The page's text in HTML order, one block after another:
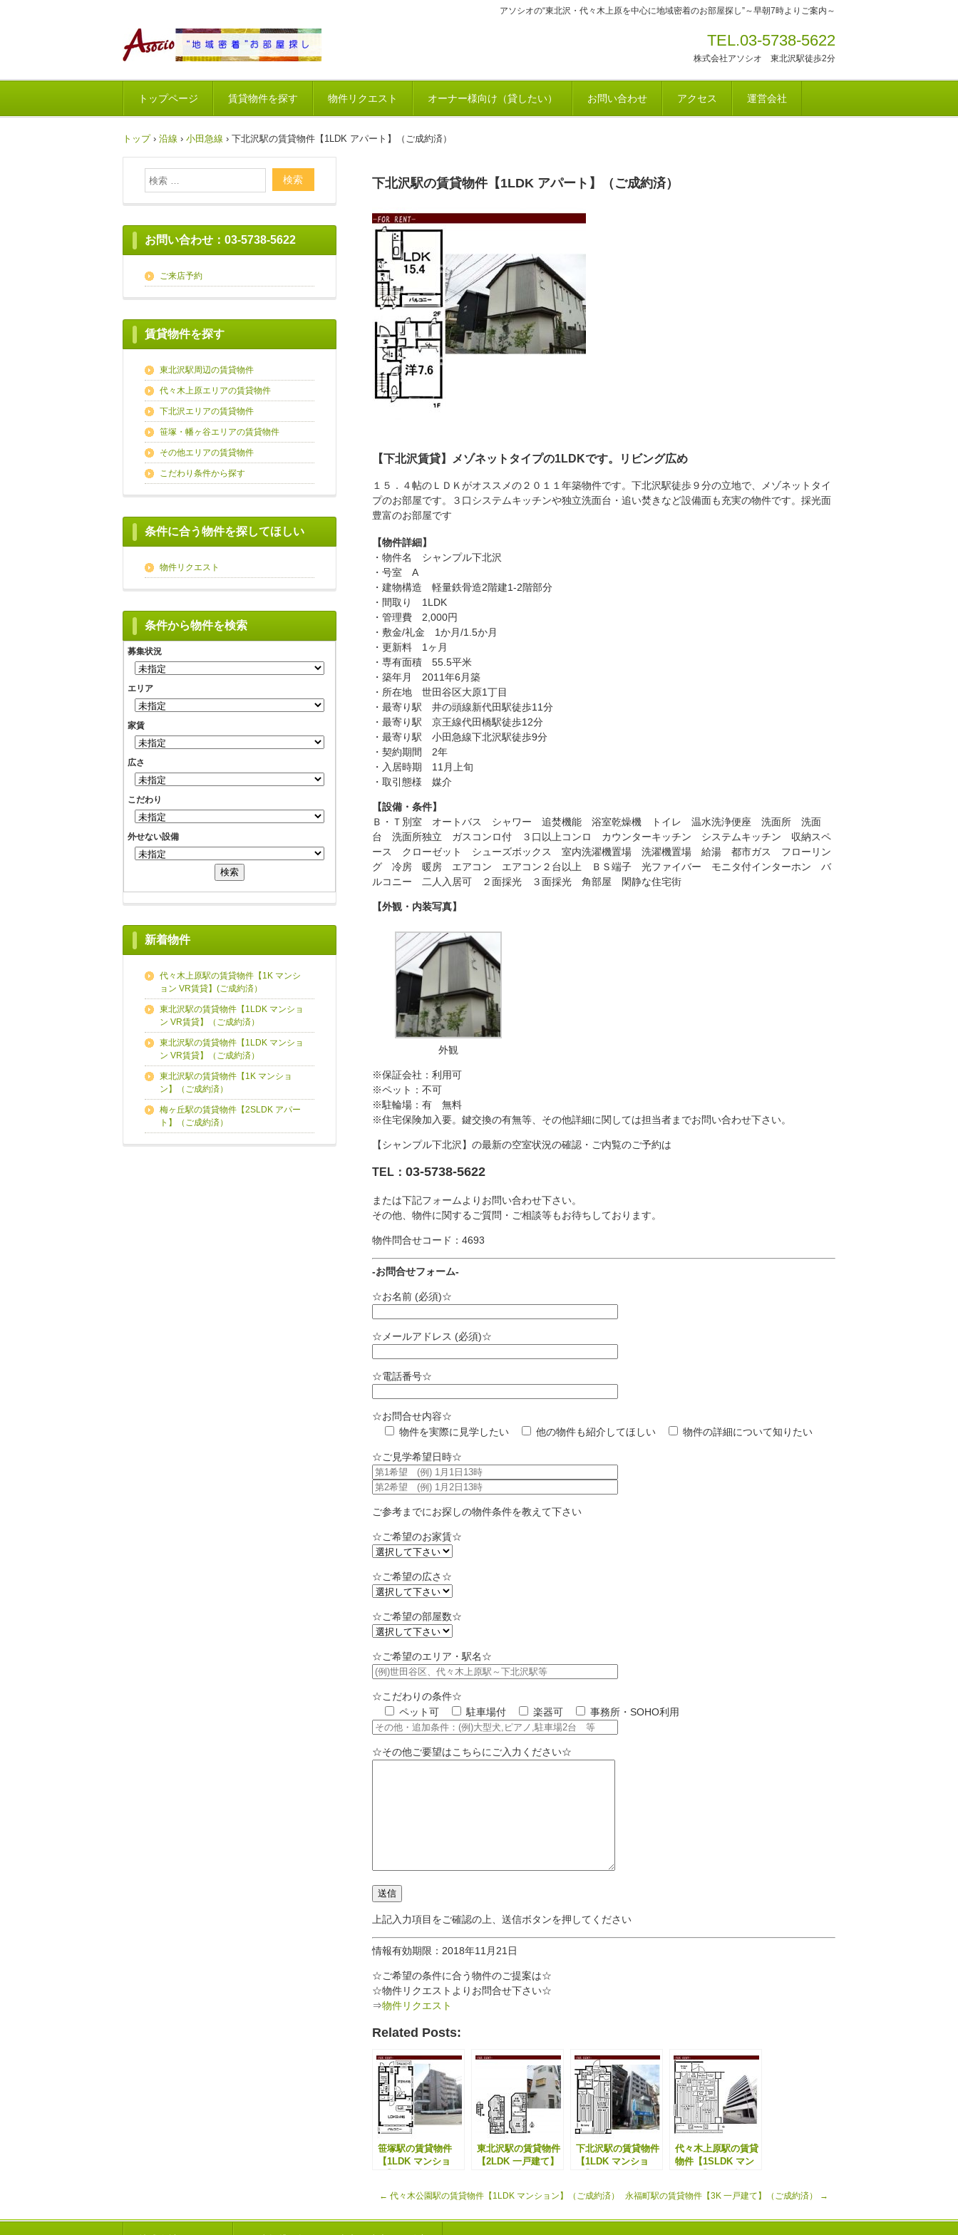
アソシオの“東北沢・代々木上原を中心に地域密着のお部屋探し”～早朝7時よりご案内～
TEL.03-5738-5622
株式会社アソシオ 東北沢駅徒歩2分
トップページ 賃貸物件を探す 物件リクエスト オーナー様向け（貸したい） お問い合わせ アクセス 運営会社
トップ › 沿線 › 小田急線 › 下北沢駅の賃貸物件【1LDK アパート】（ご成約済）
下北沢駅の賃貸物件【1LDK アパート】（ご成約済）
【下北沢賃貸】メゾネットタイプの1LDKです。リビング広め
１５．４帖のＬＤＫがオススメの２０１１年築物件です。下北沢駅徒歩９分の立地で、メゾネットタイ
プのお部屋です。３口システムキッチンや独立洗面台・追い焚きなど設備面も充実の物件です。採光面
豊富のお部屋です
【物件詳細】
・物件名 シャンプル下北沢
・号室 A
・建物構造 軽量鉄骨造2階建1-2階部分
・間取り 1LDK
・管理費 2,000円
・敷金/礼金 1か月/1.5か月
・更新料 1ヶ月
・専有面積 55.5平米
・築年月 2011年6月築
・所在地 世田谷区大原1丁目
・最寄り駅 井の頭線新代田駅徒歩11分
・最寄り駅 京王線代田橋駅徒歩12分
・最寄り駅 小田急線下北沢駅徒歩9分
・契約期間 2年
・入居時期 11月上旬
・取引態様 媒介
【設備・条件】
Ｂ・Ｔ別室 オートバス シャワー 追焚機能 浴室乾燥機 トイレ 温水洗浄便座 洗面所 洗面
台 洗面所独立 ガスコンロ付 ３口以上コンロ カウンターキッチン システムキッチン 収納スペ
ース クローゼット シューズボックス 室内洗濯機置場 洗濯機置場 給湯 都市ガス フローリン
グ 冷房 暖房 エアコン エアコン２台以上 ＢＳ端子 光ファイバー モニタ付インターホン バ
ルコニー 二人入居可 ２面採光 ３面採光 角部屋 閑静な住宅街
【外観・内装写真】
外観
※保証会社：利用可
※ペット：不可
※駐輪場：有 無料
※住宅保険加入要。鍵交換の有無等、その他詳細に関しては担当者までお問い合わせ下さい。
【シャンプル下北沢】の最新の空室状況の確認・ご内覧のご予約は
TEL： 03-5738-5622
または下記フォームよりお問い合わせ下さい。
その他、物件に関するご質問・ご相談等もお待ちしております。
物件問合せコード：4693
-お問合せフォーム-
☆お名前 (必須)☆
☆メールアドレス (必須)☆
☆電話番号☆
☆お問合せ内容☆
物件を実際に見学したい
他の物件も紹介してほしい 物件の詳細について知りたい
☆ご見学希望日時☆
ご参考までにお探しの物件条件を教えて下さい
☆ご希望のお家賃☆
☆ご希望の広さ☆
☆ご希望の部屋数☆
☆ご希望のエリア・駅名☆
☆こだわりの条件☆
ペット可
駐車場付 楽器可 事務所・SOHO利用
☆その他ご要望はこちらにご入力ください☆
上記入力項目をご確認の上、送信ボタンを押してください
情報有効期限：2018年11月21日
☆ご希望の条件に合う物件のご提案は☆
☆物件リクエストよりお問合せ下さい☆
⇒物件リクエスト
Related Posts:
笹塚駅の賃貸物件
【1LDK マンショ
東北沢駅の賃貸物件
【2LDK 一戸建て】
下北沢駅の賃貸物件
【1LDK マンショ
代々木上原駅の賃貸
物件【1SLDK マン
← 代々木公園駅の賃貸物件【1LDK マンション】（ご成約済） 永福町駅の賃貸物件【3K 一戸建て】（ご成約済） →
お問い合わせ：03-5738-5622
ご来店予約
賃貸物件を探す
東北沢駅周辺の賃貸物件
代々木上原エリアの賃貸物件
下北沢エリアの賃貸物件
笹塚・幡ヶ谷エリアの賃貸物件
その他エリアの賃貸物件
こだわり条件から探す
条件に合う物件を探してほしい
物件リクエスト
条件から物件を検索
募集状況
エリア
家賃
広さ
こだわり
外せない設備
新着物件
代々木上原駅の賃貸物件【1K マンシ
ョン VR賃貸】(ご成約済）
東北沢駅の賃貸物件【1LDK マンショ
ン VR賃貸】（ご成約済）
東北沢駅の賃貸物件【1LDK マンショ
ン VR賃貸】（ご成約済）
東北沢駅の賃貸物件【1K マンショ
ン】（ご成約済）
梅ヶ丘駅の賃貸物件【2SLDK アパー
ト】（ご成約済）